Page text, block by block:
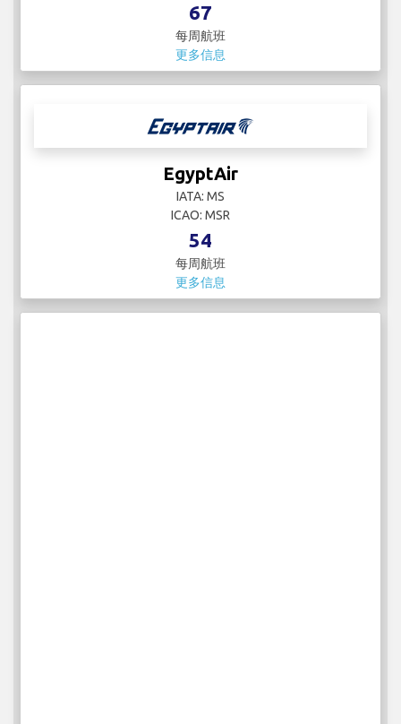
67
每周航班
更多信息
EgyptAir
IATA: MS
ICAO: MSR
54
每周航班
更多信息